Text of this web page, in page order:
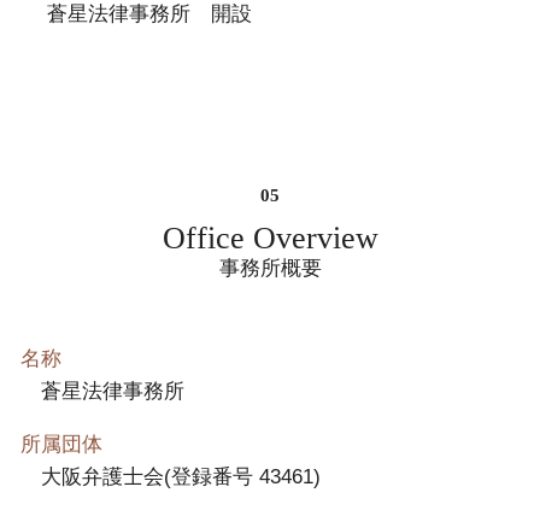
蒼星法律事務所 開設
Office Overview
事務所概要
名称
蒼星法律事務所
所属団体
大阪弁護士会(登録番号 43461)